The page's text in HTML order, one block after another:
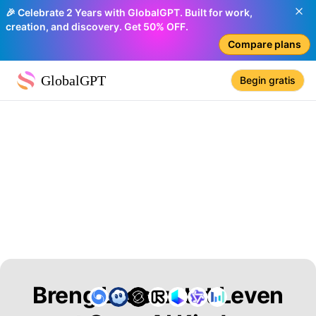
🎉 Celebrate 2 Years with GlobalGPT. Built for work,
creation, and discovery. Get 50% OFF.
Compare plans
GlobalGPT Begin gratis
Breng Lessen tot Leven